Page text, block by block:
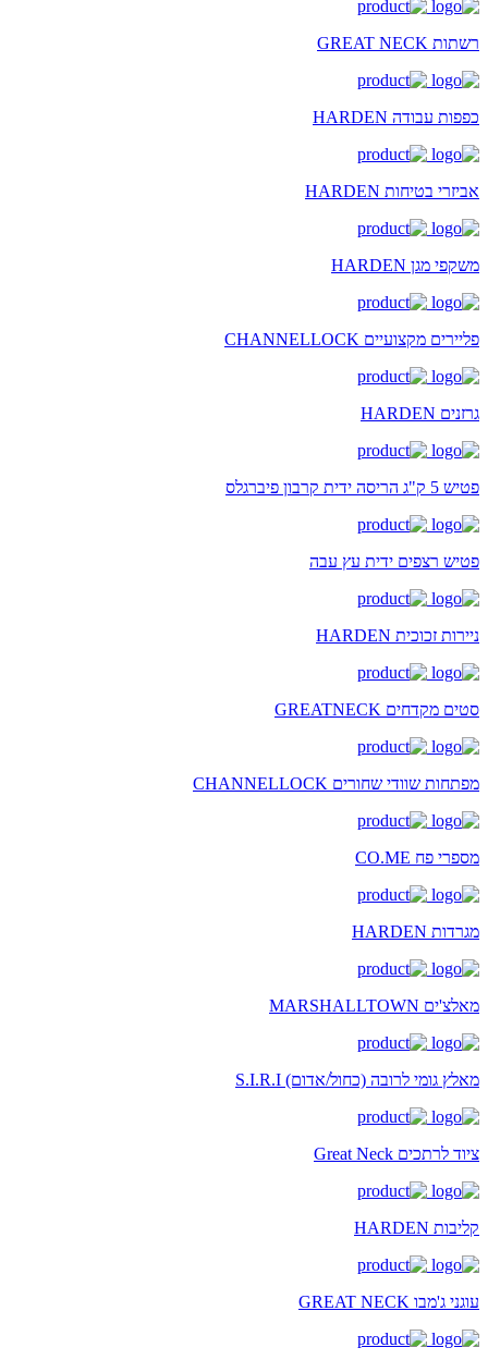
רשתות GREAT NECK
כפפות עבודה HARDEN
אביזרי בטיחות HARDEN
משקפי מגן HARDEN
פליירים מקצועיים CHANNELLOCK
גרזנים HARDEN
פטיש 5 ק"ג הריסה ידית קרבון פיברגלס
פטיש רצפים ידית עץ עבה
ניירות זכוכית HARDEN
סטים מקדחים GREATNECK
מפתחות שוודי שחורים CHANNELLOCK
מספרי פח CO.ME
מגרדות HARDEN
מאלצ'ים MARSHALLTOWN
מאלץ גומי לרובה (כחול/אדום) S.I.R.I
ציוד לרתכים Great Neck
קליבות HARDEN
עוגני ג'מבו GREAT NECK